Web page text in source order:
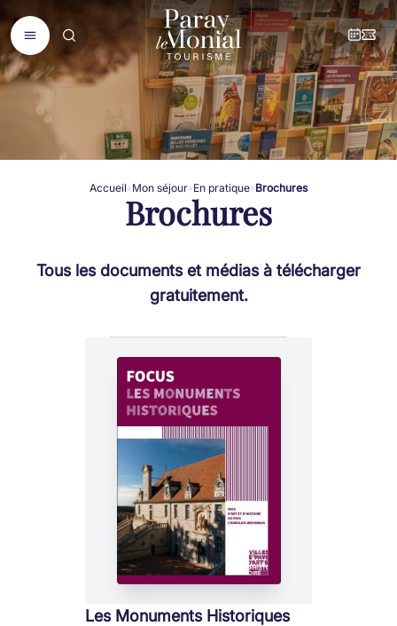
Accueil Mon séjour En pratique Brochures
Brochures
Tous les documents et médias à télécharger
gratuitement.
Les Monuments Historiques